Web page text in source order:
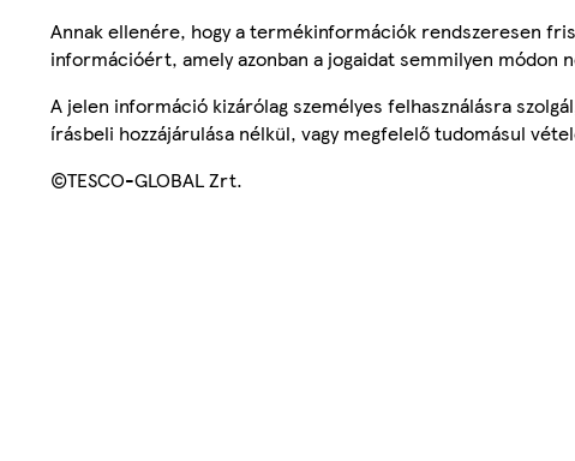
Annak ellenére, hogy a termékinformációk rendszeresen
információért, amely azonban a jogaidat semmilyen módon
A jelen információ kizárólag személyes felhasználásra
írásbeli hozzájárulása nélkül, vagy megfelelő tudomásul
©TESCO-GLOBAL Zrt.